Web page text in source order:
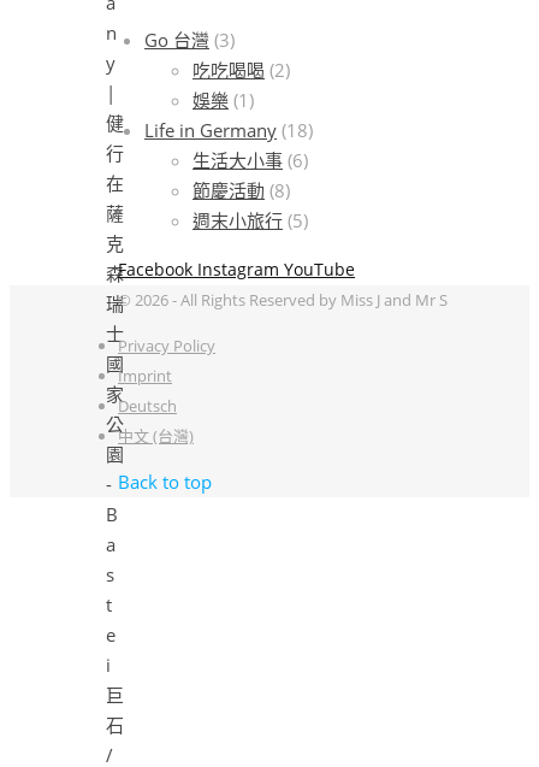
Go 台灣 (3)
吃吃喝喝 (2)
娛樂 (1)
Life in Germany (18)
生活大小事 (6)
節慶活動 (8)
週末小旅行 (5)
Facebook Instagram YouTube
© 2026 - All Rights Reserved by Miss J and Mr S
Privacy Policy
Imprint
Deutsch
中文 (台灣)
Back to top